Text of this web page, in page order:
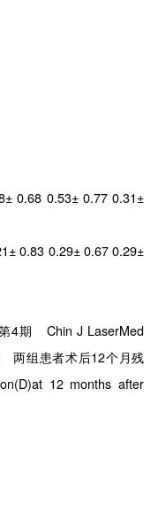
0.68 0.53± 0.77 0.31±
0.83 0.29± 0.67 0.29±
4期 Chin J LaserMed
两组患者术后12个月残
12 months after